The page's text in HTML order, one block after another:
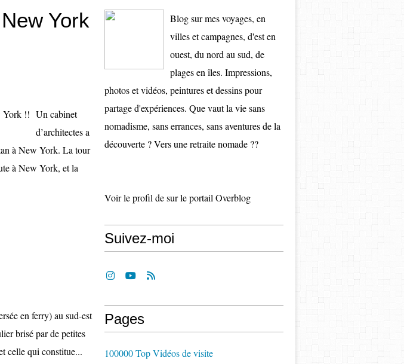
York
Un cabinet
d’architectes a
à New York. La tour
à New York, et la
en ferry) au sud-est
brisé par de petites
celle qui constitue...
Blog sur mes voyages, en
villes et campagnes, d'est en
ouest, du nord au sud, de
plages en îles. Impressions,
photos et vidéos, peintures et dessins pour
partage d'expériences. Que vaut la vie sans
nomadisme, sans errances, sans aventures de la
découverte ? Vers une retraite nomade ??
Voir le profil desur le portail Overblog
Suivez-moi
Pages
100000 Top Vidéos de visite